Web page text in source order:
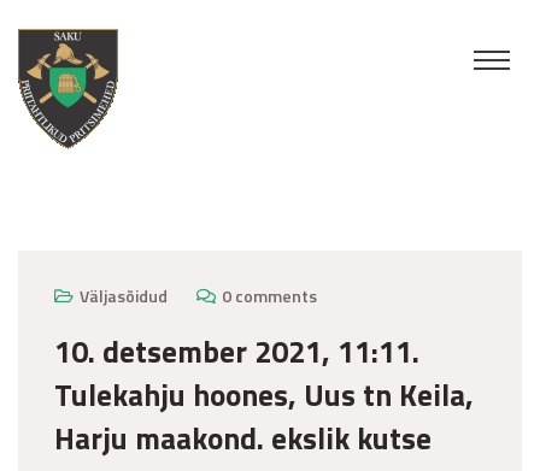
Väljasõidud 0 comments
10. detsember 2021, 11:11.
Tulekahju hoones, Uus tn Keila,
Harju maakond. ekslik kutse